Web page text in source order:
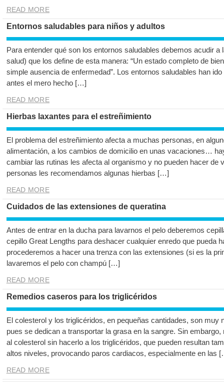
READ MORE
Entornos saludables para niños y adultos
Para entender qué son los entornos saludables debemos acudir
salud) que los define de esta manera: “Un estado completo de
simple ausencia de enfermedad”. Los entornos saludables han
antes el mero hecho […]
READ MORE
Hierbas laxantes para el estreñimiento
El problema del estreñimiento afecta a muchas personas, en
alimentación, a los cambios de domicilio en unas vacaciones…
cambiar las rutinas les afecta al organismo y no pueden hacer de
personas les recomendamos algunas hierbas […]
READ MORE
Cuidados de las extensiones de queratina
Antes de entrar en la ducha para lavarnos el pelo deberemos
cepillo Great Lengths para deshacer cualquier enredo que pueda
procederemos a hacer una trenza con las extensiones (si es la
lavaremos el pelo con champú […]
READ MORE
Remedios caseros para los triglicéridos
El colesterol y los triglicéridos, en pequeñas cantidades, son muy
pues se dedican a transportar la grasa en la sangre. Sin
al colesterol sin hacerlo a los triglicéridos, que pueden resultan
altos niveles, provocando paros cardiacos, especialmente en las
READ MORE